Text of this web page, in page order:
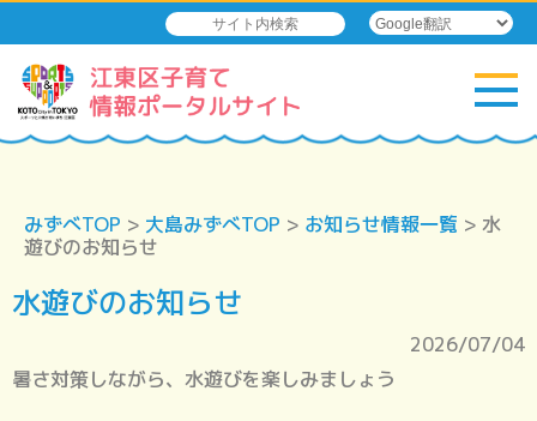
みずべTOP > 大島みずべTOP > お知らせ情報一覧 > 水
遊びのお知らせ
水遊びのお知らせ
2026/07/04
暑さ対策しながら、水遊びを楽しみましょう